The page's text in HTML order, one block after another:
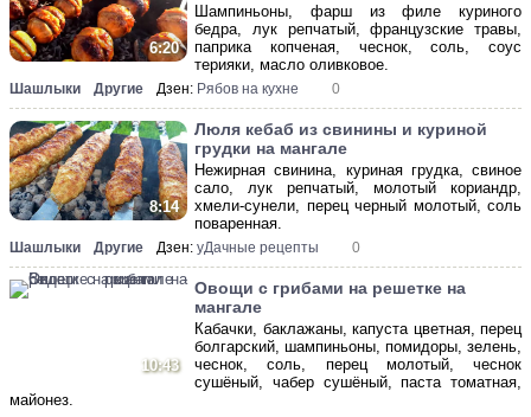
6:20
Шампиньоны, фарш из филе куриного
бедра, лук репчатый, французские травы,
паприка копченая, чеснок, соль, соус
терияки, масло оливковое.
Шашлыки Другие Дзен: Рябов на кухне 0
8:14
Люля кебаб из свинины и куриной
грудки на мангале
Нежирная свинина, куриная грудка, свиное
сало, лук репчатый, молотый кориандр,
хмели-сунели, перец черный молотый, соль
поваренная.
Шашлыки Другие Дзен: уДачные рецепты 0
10:43
Овощи с грибами на решетке на
мангале
Кабачки, баклажаны, капуста цветная, перец
болгарский, шампиньоны, помидоры, зелень,
чеснок, соль, перец молотый, чеснок
сушёный, чабер сушёный, паста томатная,
майонез.